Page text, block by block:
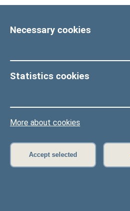
Necessary cookies
Statistics cookies
More about cookies
Accept selected
Sitting in progress
Home>Plenary